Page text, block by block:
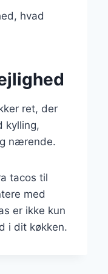
hvad
ret, der
kylling,
nærende.
tacos til
med
er ikke kun
i dit køkken.